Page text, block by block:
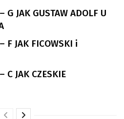
JAK GUSTAW ADOLF U
JAK FICOWSKI i
JAK CZESKIE